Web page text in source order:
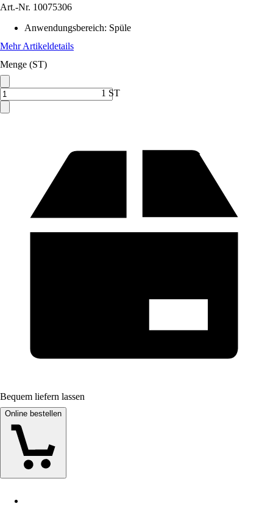
Art.-Nr. 10075306
Anwendungsbereich: Spüle
Mehr Artikeldetails
Menge (ST)
1 ST
Bequem liefern lassen
Online bestellen